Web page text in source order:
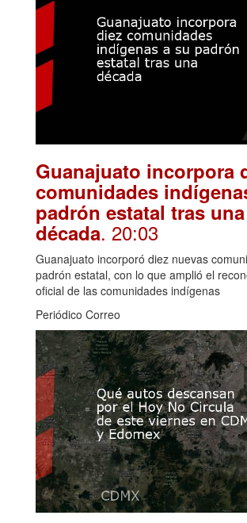
Guanajuato incorpora
comunidades
padrón estatal tras una
década. 20:03
Guanajuato incorporó diez nuevas
padrón estatal, con lo que amplió el
oficial de las comunidades indígenas
Periódico Correo